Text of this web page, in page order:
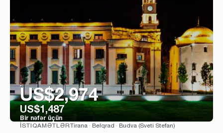
:
US$2,974
US$1,487
Bir nəfər üçün
İSTIQAMƏTLƏRTirana · Belqrad · Budva (Sveti Stefan)